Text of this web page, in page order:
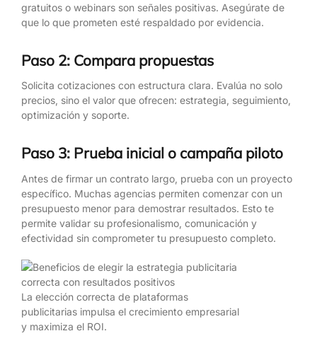
gratuitos o webinars son señales positivas. Asegúrate de
que lo que prometen esté respaldado por evidencia.
Paso 2: Compara propuestas
Solicita cotizaciones con estructura clara. Evalúa no solo
precios, sino el valor que ofrecen: estrategia, seguimiento,
optimización y soporte.
Paso 3: Prueba inicial o campaña piloto
Antes de firmar un contrato largo, prueba con un proyecto
específico. Muchas agencias permiten comenzar con un
presupuesto menor para demostrar resultados. Esto te
permite validar su profesionalismo, comunicación y
efectividad sin comprometer tu presupuesto completo.
La elección correcta de plataformas
publicitarias impulsa el crecimiento empresarial
y maximiza el ROI.